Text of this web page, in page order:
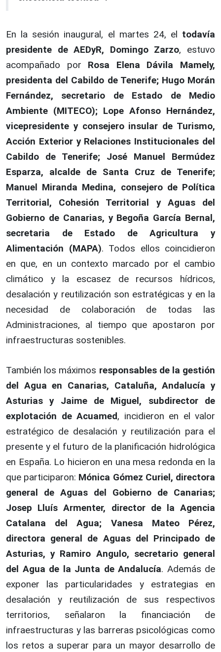
En la sesión inaugural, el martes 24, el todavía
presidente de AEDyR, Domingo Zarzo, estuvo
acompañado por Rosa Elena Dávila Mamely,
presidenta del Cabildo de Tenerife; Hugo Morán
Fernández, secretario de Estado de Medio
Ambiente (MITECO); Lope Afonso Hernández,
vicepresidente y consejero insular de Turismo,
Acción Exterior y Relaciones Institucionales del
Cabildo de Tenerife; José Manuel Bermúdez
Esparza, alcalde de Santa Cruz de Tenerife;
Manuel Miranda Medina, consejero de Política
Territorial, Cohesión Territorial y Aguas del
Gobierno de Canarias, y Begoña García Bernal,
secretaria de Estado de Agricultura y
Alimentación (MAPA). Todos ellos coincidieron
en que, en un contexto marcado por el cambio
climático y la escasez de recursos hídricos,
desalación y reutilización son estratégicas y en la
necesidad de colaboración de todas las
Administraciones, al tiempo que apostaron por
infraestructuras sostenibles.
También los máximos responsables de la gestión
del Agua en Canarias, Cataluña, Andalucía y
Asturias y Jaime de Miguel, subdirector de
explotación de Acuamed, incidieron en el valor
estratégico de desalación y reutilización para el
presente y el futuro de la planificación hidrológica
en España. Lo hicieron en una mesa redonda en la
que participaron: Mónica Gómez Curiel, directora
general de Aguas del Gobierno de Canarias;
Josep Lluís Armenter, director de la Agencia
Catalana del Agua; Vanesa Mateo Pérez,
directora general de Aguas del Principado de
Asturias, y Ramiro Angulo, secretario general
del Agua de la Junta de Andalucía. Además de
exponer las particularidades y estrategias en
desalación y reutilización de sus respectivos
territorios, señalaron la financiación de
infraestructuras y las barreras psicológicas como
los retos a superar para un mayor desarrollo de